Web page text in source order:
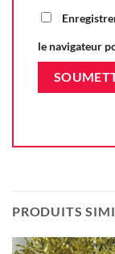
le navigateur
PRODUITS